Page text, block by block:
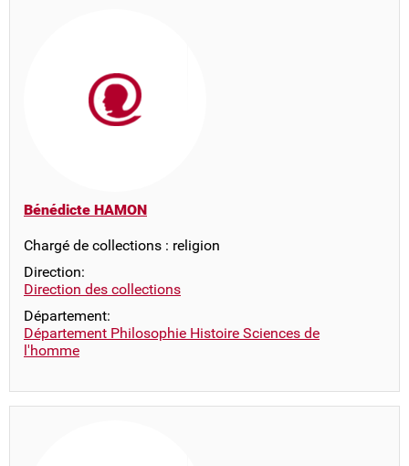
Bénédicte HAMON
Chargé de collections : religion
Direction:
Direction des collections
Département:
Département Philosophie Histoire Sciences de
l'homme